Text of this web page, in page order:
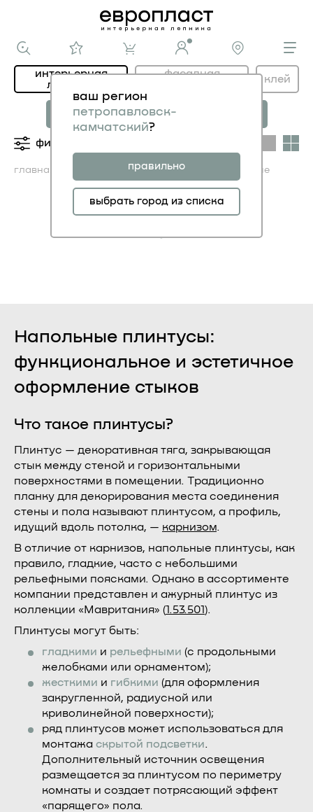
ваш регион
петропавловск-
камчатский?
правильно
выбрать город из списка
главная каталог ИНТЕРЬЕР плинтусы гибкие
интерьерная
лепнина
фасадная
клей
новая коллекция
МОДЕРНИСТИК
фильтры
Напольные плинтусы:
функциональное и эстетичное
оформление стыков
Что такое плинтусы?
Плинтус — декоративная тяга, закрывающая
стык между стеной и горизонтальными
поверхностями в помещении. Традиционно
планку для декорирования места соединения
стены и пола называют плинтусом, а профиль,
идущий вдоль потолка, — карнизом.
В отличие от карнизов, напольные плинтусы, как
правило, гладкие, часто с небольшими
рельефными поясками. Однако в ассортименте
компании представлен и ажурный плинтус из
коллекции «Мавритания» (1.53.501).
Плинтусы могут быть:
гладкими и рельефными (с продольными
желобками или орнаментом);
жесткими и гибкими (для оформления
закругленной, радиусной или
криволинейной поверхности);
ряд плинтусов может использоваться для
монтажа скрытой подсветки.
Дополнительный источник освещения
размещается за плинтусом по периметру
комнаты и создает потрясающий эффект
«парящего» пола.